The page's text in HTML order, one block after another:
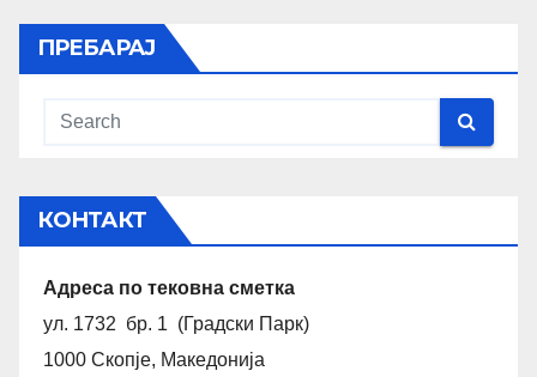
ПРЕБАРАЈ
КОНТАКТ
Адреса по тековна сметка
ул. 1732 бр. 1 (Градски Парк)
1000 Скопје, Македонија